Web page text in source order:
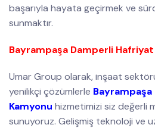
başarıyla hayata geçirmek ve
sunmaktır.
Bayrampaşa Damperli
Umar Group olarak, inşaat
yenilikçi çözümlerle
Kamyonu hizmetimizi siz değerli
sunuyoruz. Gelişmiş teknoloji ve